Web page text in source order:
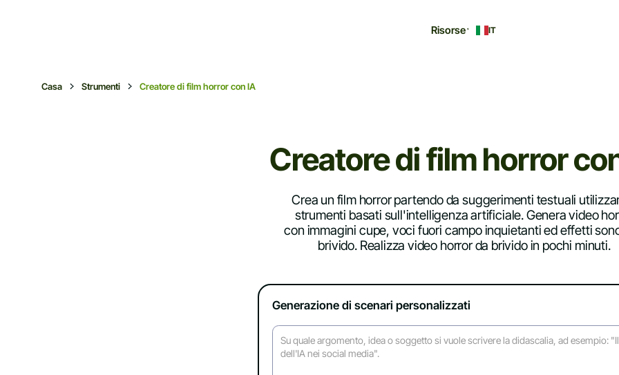
Risorse IT
Casa Strumenti Creatore di film horror con IA
Creatore di film horror
Crea un film horror partendo da suggerimenti testuali
strumenti basati sull'intelligenza artificiale. Genera video
con immagini cupe, voci fuori campo inquietanti ed effetti
brivido. Realizza video horror da brivido in pochi minuti.
Generazione di scenari personalizzati